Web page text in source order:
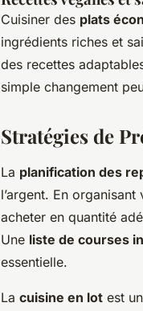
Cuisiner des plats
ingrédients riches et
des recettes
simple changement
Stratégies de
La planification des
l’argent. En
acheter en quantité
Une liste de courses
essentielle.
La cuisine en lot est